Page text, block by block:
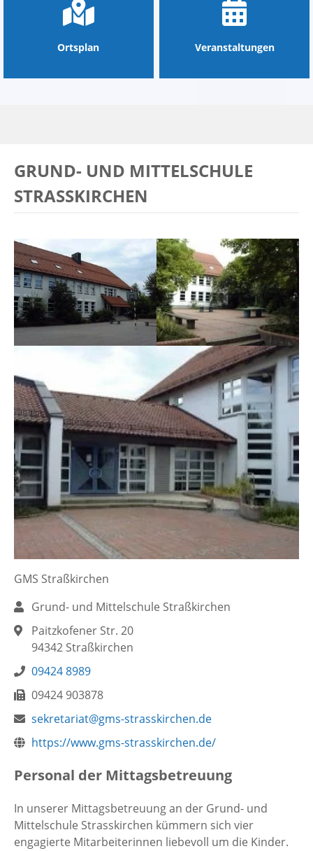
Ortsplan Veranstaltungen
GRUND- UND MITTELSCHULE
STRASSKIRCHEN
GMS Straßkirchen
Name:Grund- und Mittelschule Straßkirchen
Adresse:
Paitzkofener Str. 20
94342 Straßkirchen
Telefon:
09424 8989
Fax:09424 903878
E-
Mail:
Webseite:
sekretariat@gms-strasskirchen.de
https://www.gms-strasskirchen.de/
Personal der Mittagsbetreuung
In unserer Mittagsbetreuung an der Grund- und
Mittelschule Strasskirchen kümmern sich vier
engagierte Mitarbeiterinnen liebevoll um die Kinder.